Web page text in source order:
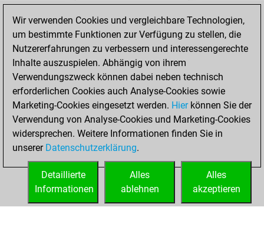
Fritz
Mittwoch,
März 9, 2022
You played 6
blitz games
Play
You scored +0
=0 -6 in blitz
You played 1
bullet games
You scored +0
=0 -1 in bullet
Wir verwenden Cookies und vergleichbare Technologien,
um bestimmte Funktionen zur Verfügung zu stellen, die
Nutzererfahrungen zu verbessern und interessengerechte
Inhalte auszuspielen. Abhängig von ihrem
Verwendungszweck können dabei neben technisch
erforderlichen Cookies auch Analyse-Cookies sowie
Marketing-Cookies eingesetzt werden. Hierkönnen Sie der
Verwendung von Analyse-Cookies und Marketing-Cookies
widersprechen. Weitere Informationen finden Sie in
unserer Datenschutzerklärung.
Alles
akzeptieren
Alles
ablehnen
Detaillierte
Informationen